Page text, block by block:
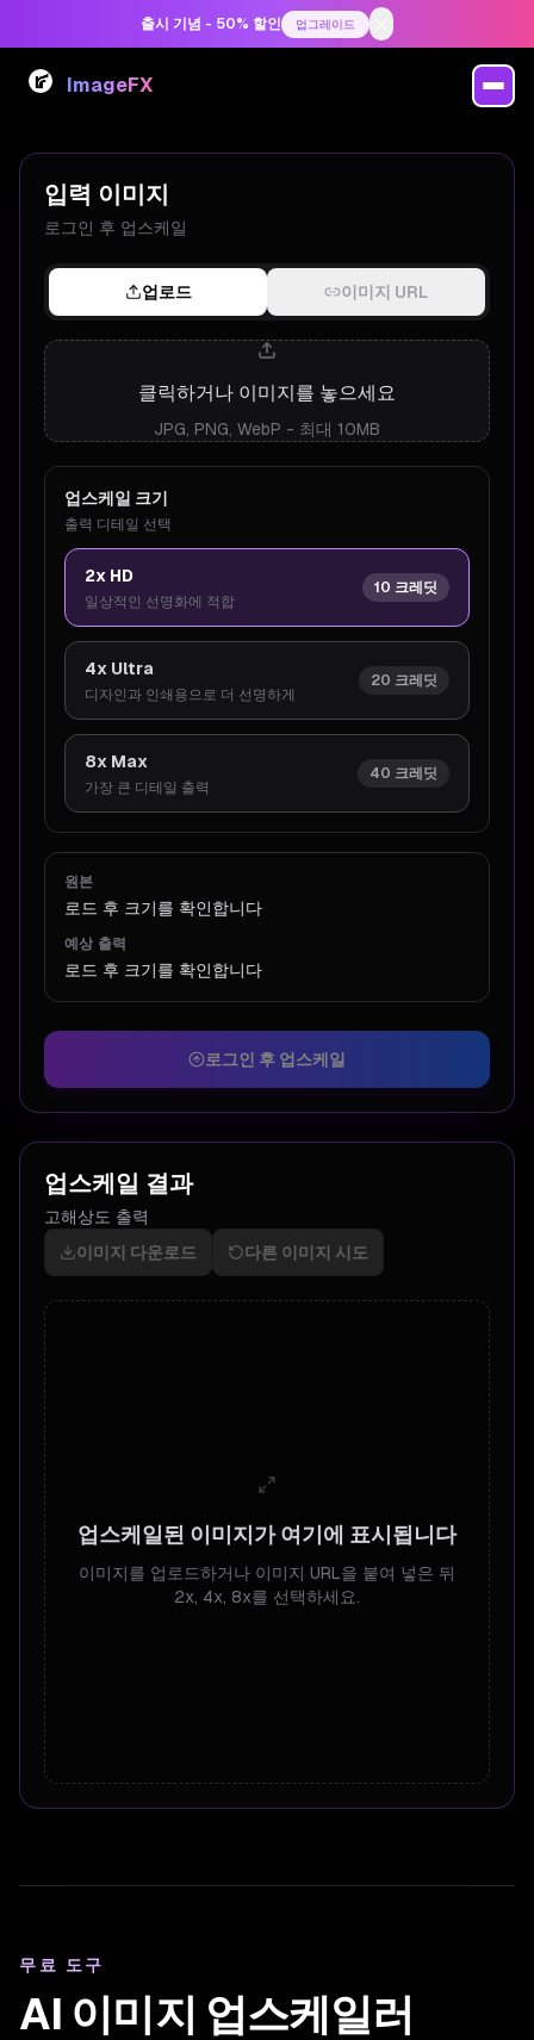
출시 기념 - 50% 할인 업그레이드
ImageFX
AI 이미지 업스케일러
입력 이미지
로그인 후 업스케일
업로드 이미지 URL
클릭하거나 이미지를 놓으세요
JPG, PNG, WebP - 최대 10MB
업스케일 크기
출력 디테일 선택
2x HD
일상적인 선명화에 적합
10 크레딧
4x Ultra
디자인과 인쇄용으로 더 선명하게
20 크레딧
8x Max
가장 큰 디테일 출력
40 크레딧
원본
로드 후 크기를 확인합니다
예상 출력
로드 후 크기를 확인합니다
로그인 후 업스케일
업스케일 결과
고해상도 출력
이미지 다운로드
다른 이미지 시도
업스케일된 이미지가 여기에 표시됩니다
이미지를 업로드하거나 이미지 URL을 붙여 넣은 뒤
2x, 4x, 8x를 선택하세요.
무료 도구
AI 이미지 업스케일러